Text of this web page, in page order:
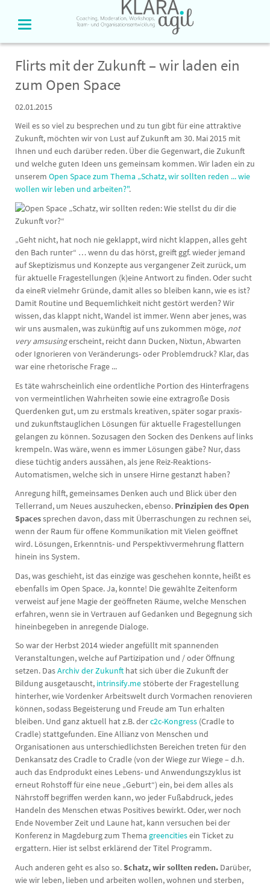
Flirts mit der Zukunft – wir laden ein
zum Open Space
02.01.2015
Weil es so viel zu besprechen und zu tun gibt für eine attraktive
Zukunft, möchten wir von Lust auf Zukunft am 30. Mai 2015 mit
Ihnen und euch darüber reden. Über die Gegenwart, die Zukunft
und welche guten Ideen uns gemeinsam kommen. Wir laden ein zu
unserem Open Space zum Thema „Schatz, wir sollten reden ... wie
wollen wir leben und arbeiten?".
„Geht nicht, hat noch nie geklappt, wird nicht klappen, alles geht
den Bach runter“ … wenn du das hörst, greift ggf. wieder jemand
auf Skeptizismus und Konzepte aus vergangener Zeit zurück, um
für aktuelle Fragestellungen (k)eine Antwort zu finden. Oder sucht
da eineR vielmehr Gründe, damit alles so bleiben kann, wie es ist?
Damit Routine und Bequemlichkeit nicht gestört werden? Wir
wissen, das klappt nicht, Wandel ist immer. Wenn aber jenes, was
wir uns ausmalen, was zukünftig auf uns zukommen möge,not
very amsusingerscheint, reicht dann Ducken, Nixtun, Abwarten
oder Ignorieren von Veränderungs- oder Problemdruck? Klar, das
war eine rhetorische Frage ...
Es täte wahrscheinlich eine ordentliche Portion des Hinterfragens
von vermeintlichen Wahrheiten sowie eine extragroße Dosis
Querdenken gut, um zu erstmals kreativen, später sogar praxis-
und zukunftstauglichen Lösungen für aktuelle Fragestellungen
gelangen zu können. Sozusagen den Socken des Denkens auf links
krempeln. Was wäre, wenn es immer Lösungen gäbe? Nur, dass
diese tüchtig anders aussähen, als jene Reiz-Reaktions-
Automatismen, welche sich in unsere Hirne gestanzt haben?
Anregung hilft, gemeinsames Denken auch und Blick über den
Tellerrand, um Neues auszuhecken, ebenso. Prinzipien des Open
Spacessprechen davon, dass mit Überraschungen zu rechnen sei,
wenn der Raum für offene Kommunikation mit Vielen geöffnet
wird. Lösungen, Erkenntnis- und Perspektivvermehrung flattern
hinein ins System.
Das, was geschieht, ist das einzige was geschehen konnte, heißt es
ebenfalls im Open Space. Ja, konnte! Die gewählte Zeitenform
verweist auf jene Magie der geöffneten Räume, welche Menschen
erfahren, wenn sie in Vertrauen auf Gedanken und Begegnung sich
hineinbegeben in anregende Dialoge.
So war der Herbst 2014 wieder angefüllt mit spannenden
Veranstaltungen, welche auf Partizipation und / oder Öffnung
setzen. DasArchiv der Zukunfthat sich über die Zukunft der
Bildung ausgetauscht, intrinsify.mestöberte der Fragestellung
hinterher, wie Vordenker Arbeitswelt durch Vormachen renovieren
können, sodass Begeisterung und Freude am Tun erhalten
bleiben. Und ganz aktuell hat z.B. derc2c-Kongress (Cradle to
Cradle) stattgefunden. Eine Allianz von Menschen und
Organisationen aus unterschiedlichsten Bereichen treten für den
Denkansatz des Cradle to Cradle (von der Wiege zur Wiege – d.h.
auch das Endprodukt eines Lebens- und Anwendungszyklus ist
erneut Rohstoff für eine neue „Geburt“) ein, bei dem alles als
Nährstoff begriffen werden kann, wo jeder Fußabdruck, jedes
Handeln des Menschen etwas Positives bewirkt. Oder, wer noch
Ende November Zeit und Laune hat, kann versuchen bei der
Konferenz in Magdeburg zum Thema greencitiesein Ticket zu
ergattern. Hier ist selbst erklärend der Titel Programm.
Auch anderen geht es also so.Schatz, wir sollten reden.Darüber,
wie wir leben, lieben und arbeiten wollen, wohnen und sterben,